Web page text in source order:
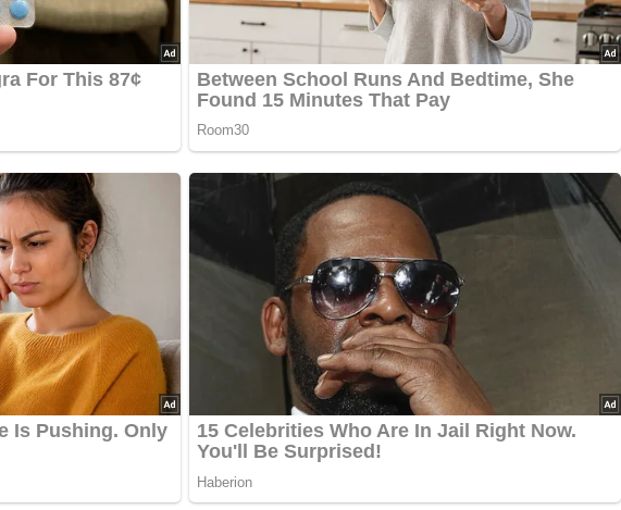
Conejo guisado (Geschmortes Kaninchen) PantherMedia / Shebeko